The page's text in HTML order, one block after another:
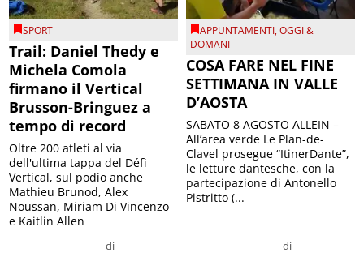
SPORT
Trail: Daniel Thedy e
Michela Comola
firmano il Vertical
Brusson-Bringuez a
tempo di record
di
Oltre 200 atleti al via
dell'ultima tappa del Défì
Vertical, sul podio anche
Mathieu Brunod, Alex
Noussan, Miriam Di Vincenzo
e Kaitlin Allen
APPUNTAMENTI,OGGI &
DOMANI
COSA FARE NEL FINE
SETTIMANA IN VALLE
D’AOSTA
di
SABATO 8 AGOSTO ALLEIN –
All’area verde Le Plan-de-
Clavel prosegue “ItinerDante”,
le letture dantesche, con la
partecipazione di Antonello
Pistritto (...